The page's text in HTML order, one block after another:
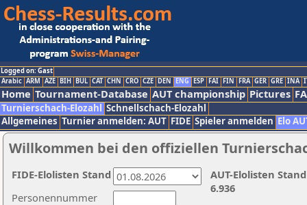
Logged on: Gast
Arabic ARM AZE BIH BUL CAT CHN CRO CZE DEN ENG ESP FAI FIN FRA GER GRE INA
Home Tournament-Database AUT championship Pictures
Turnierschach-Elozahl Schnellschach-Elozahl
Allgemeines Turnier anmelden: AUT FIDE Spieler anmelden Elo
Willkommen bei den offiziellen
Personennummer
AUT-Elolisten
6.936
FIDE-Elolisten Stand